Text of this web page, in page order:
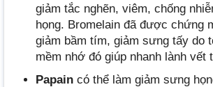
giảm tắc nghẽn, viêm, chống
họng. Bromelain đã được chứng
giảm bầm tím, giảm sưng tấy do
mềm nhớ đó giúp nhanh lành vết
Papain có thể làm giảm sưng